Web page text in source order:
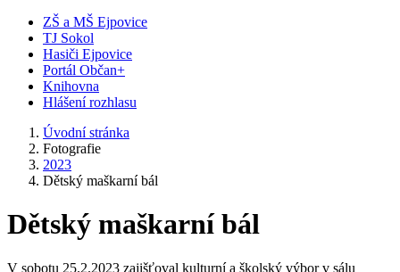
ZŠ a MŠ Ejpovice
TJ Sokol
Hasiči Ejpovice
Portál Občan+
Knihovna
Hlášení rozhlasu
Úvodní stránka
Fotografie
2023
Dětský maškarní bál
Dětský maškarní bál
V sobotu 25.2.2023 zajišťoval kulturní a školský výbor v sálu